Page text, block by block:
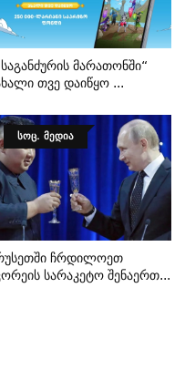
Მარათონში“
Თვე Დაიწყო ...
ᲡᲝᲪ. ᲛᲔᲓᲘᲐ
Ჩრდილოეთ
Სარაკეტო Შენაერთ...